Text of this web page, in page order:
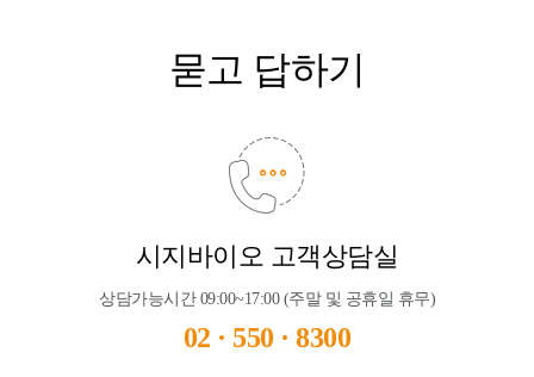
묻고 답하기
시지바이오 고객상담실
상담가능시간 09:00~17:00 (주말 및 공휴일 휴무)
02 · 550 · 8300